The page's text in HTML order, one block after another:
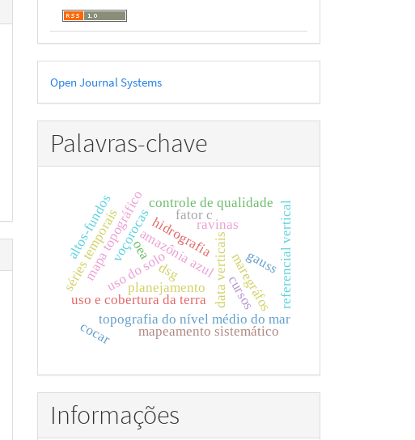
Desenvolvido
por
Open Journal Systems
Palavras-chave
data verticais
topografia do nível médio do mar
amazônia azul
voçorocas ravinas
uso do solo
mapa topográfico
uso e cobertura da terra
controle de qualidade referencial vertical
séries temporais maregráfos
hidrografia
altos-fundos
mapeamento sistemático
planejamento
cocar
dsg
fator c
gauss
oea
cursos
Informações